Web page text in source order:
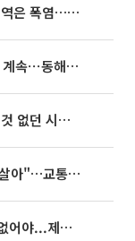
동해안은 시간당 80㎜ 폭우, 그 외 지역은 폭염…‘극과 극 날씨’
[내일 날씨] 폭염 한풀 꺾여도 무더위 계속⋯동해안 이틀 연속 비
임영웅, 어느덧 데뷔 10주년⋯"가진 것 없던 시절, 내 앞엔 20명의 팬뿐"
'굿 윌 헌팅' 배우 "기아 EV2 덕분에 살아"…교통사고 후 안전성 극찬
李대통령 “청년이 결혼 망설이는 일 없어야...제도상 불이익 조사”